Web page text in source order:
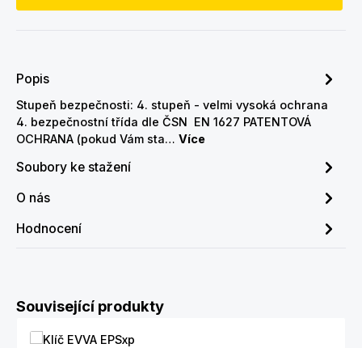
Popis
Stupeň bezpečnosti: 4. stupeň - velmi vysoká ochrana
4. bezpečnostní třída dle ČSN EN 1627 PATENTOVÁ
OCHRANA (pokud Vám sta… Více
Soubory ke stažení
O nás
Hodnocení
Přeskočit galerii produktů
Související produkty